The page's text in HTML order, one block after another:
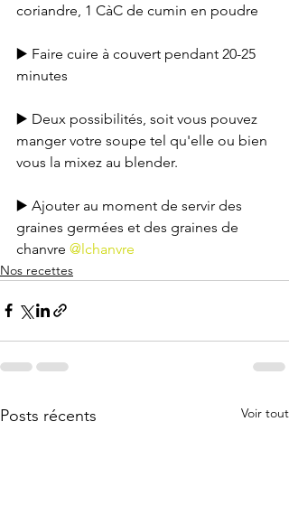
coriandre, 1 CàC de cumin en poudre
▶️ Faire cuire à couvert pendant 20-25
minutes
▶️ Deux possibilités, soit vous pouvez
manger votre soupe tel qu'elle ou bien
vous la mixez au blender.
▶️ Ajouter au moment de servir des
graines germées et des graines de
chanvre @lchanvre
Nos recettes
Posts récents Voir tout